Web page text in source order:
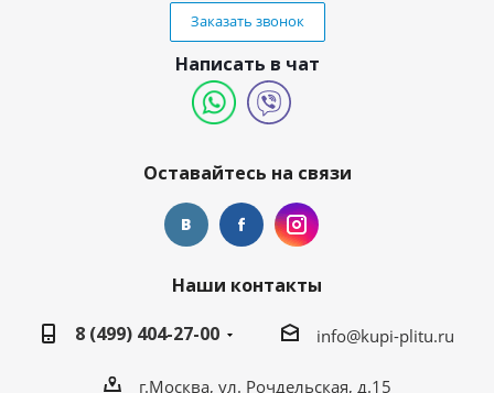
Заказать звонок
Написать в чат
Оставайтесь на связи
Наши контакты
8 (499) 404-27-00
info@kupi-plitu.ru
г.Москва, ул. Рочдельская, д.15